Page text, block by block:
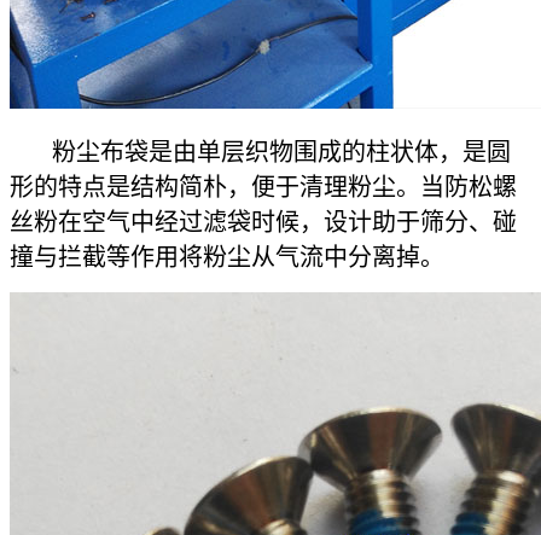
粉尘布袋是由单层织物围成的柱状体，是圆
形的特点是结构简朴，便于清理粉尘。当防松螺
丝粉在空气中经过滤袋时候，设计助于筛分、碰
撞与拦截等作用将粉尘从气流中分离掉。